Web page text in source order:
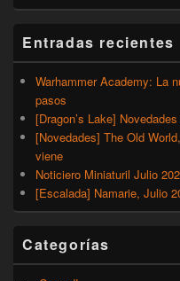
Entradas recientes
Warhammer Academy: La
pasos
[Dragon’s Lake]
[Novedades] The Old
viene
Noticiero Miniaturil Julio
[Escalada] Namarie, Julio
Categorías